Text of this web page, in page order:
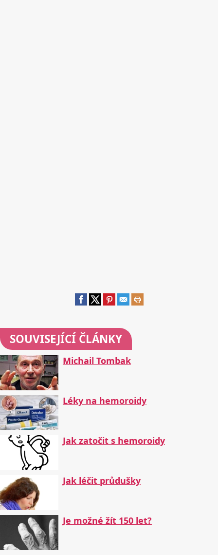
SOUVISEJÍCÍ ČLÁNKY
Michail Tombak
Léky na hemoroidy
Jak zatočit s hemoroidy
Jak léčit průdušky
Je možné žít 150 let?